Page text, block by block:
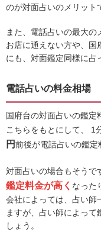
のが対面占いのメリット
また、電話占いの最大の
お店に通えない方や、国
にも、対面鑑定同様に占
電話占いの料金相場
国府台の対面占いの鑑定
こちらをもとにして、 1
円前後が電話占いの鑑定
対面占いの場合もそうで
鑑定料金が高く なった
会社によっては、占い師
ますが、占い師によって
しょう。